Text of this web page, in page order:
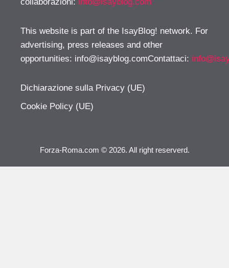
This website is part of the IsayBlog! network. For
advertising, press releases and other
opportunities: info@isayblog.comContattaci:
Dichiarazione sulla Privacy (UE)
Cookie Policy (UE)
Forza-Roma.com © 2026. All right reserverd.